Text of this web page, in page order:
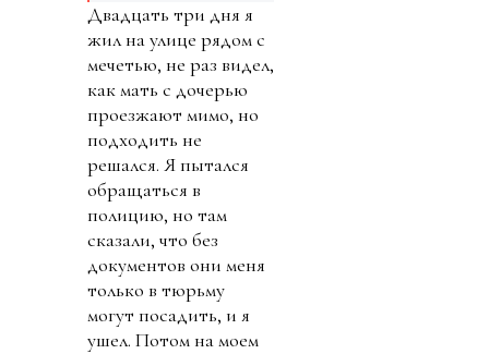
Двадцать три дня я
жил на улице рядом с
мечетью, не раз видел,
как мать с дочерью
проезжают мимо, но
подходить не
решался. Я пытался
обращаться в
полицию, но там
сказали, что без
документов они меня
только в тюрьму
могут посадить, и я
ушел. Потом на моем